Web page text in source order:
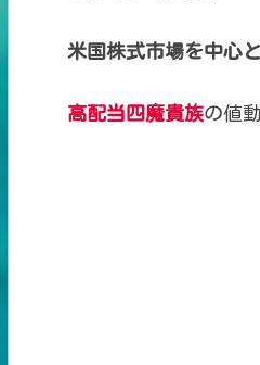
米国株式市場を中心
高配当四魔貴族の値